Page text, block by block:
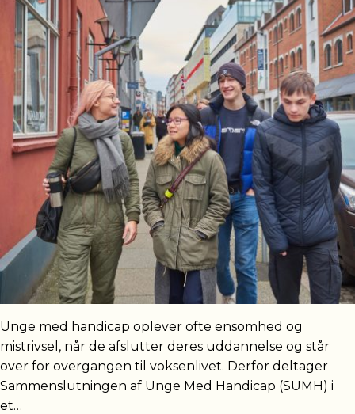
Unge med handicap oplever ofte ensomhed og
mistrivsel, når de afslutter deres uddannelse og står
over for overgangen til voksenlivet. Derfor deltager
Sammenslutningen af Unge Med Handicap (SUMH) i
et…